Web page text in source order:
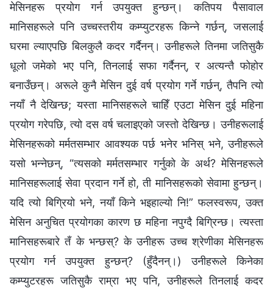
मेसिनहरू प्रयोग गर्न उपयुक्त हुन्छन्। कतिपय पैसावाल
मानिसहरूले पनि उच्चस्तरीय कम्प्युटरहरू किन्‍ने गर्छन्, जसलाई
घरमा ल्याएपछि बिलकुलै कदर गर्दैनन्। उनीहरूले तिनमा जतिसुकै
धूलो जमेको भए पनि, तिनलाई सफा गर्दैनन्, र अत्यन्तै फोहोर
बनाउँछन्। अरूले कुनै मेसिन दुई वर्ष प्रयोग गर्ने गर्छन्, तैपनि त्यो
नयाँ नै देखिन्छ; यस्ता मानिसहरूले चाहिँ एउटा मेसिन दुई महिना
प्रयोग गरेपछि, त्यो दस वर्ष चलाइएको जस्तो देखिन्छ। उनीहरूलाई
मेसिनहरूको मर्मतसम्भार आवश्यक पर्छ भनेर भनिस् भने, उनीहरूले
यसो भन्‍नेछन्, “त्यसको मर्मतसम्भार गर्नुको के अर्थ? मेसिनहरूले
मानिसहरूलाई सेवा प्रदान गर्ने हो, ती मानिसहरूको सेवामा हुन्छन्।
यदि त्यो बिग्रियो भने, नयाँ किने भइहाल्यो नि!” फलस्वरूप, उक्त
मेसिन अनुचित प्रयोगका कारण छ महिना नपुग्दै बिग्रिन्छ। त्यस्ता
मानिसहरूबारे तँ के भन्छस्? के उनीहरू उच्च श्रेणीका मेसिनहरू
प्रयोग गर्न उपयुक्त हुन्छन्? (हुँदैनन्।) उनीहरूले किनेका
कम्प्युटरहरू जतिसुकै राम्रा भए पनि, उनीहरूले तिनलाई कदर